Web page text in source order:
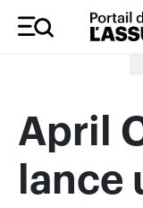
April
lance